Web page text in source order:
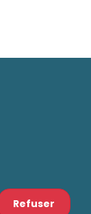
Refuser